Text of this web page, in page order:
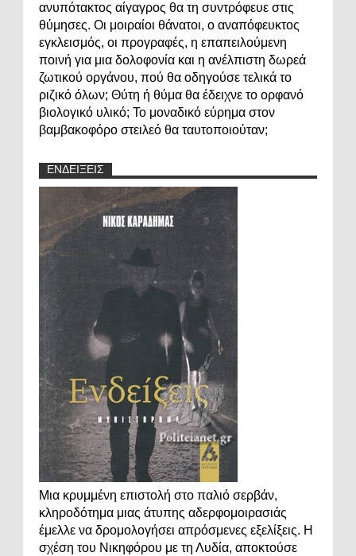
ανυπότακτος αίγαγρος θα τη συντρόφευε στις
θύμησες. Οι μοιραίοι θάνατοι, ο αναπόφευκτος
εγκλεισμός, οι προγραφές, η επαπειλούμενη
ποινή για μια δολοφονία και η ανέλπιστη δωρεά
ζωτικού οργάνου, πού θα οδηγούσε τελικά το
ριζικό όλων; Θύτη ή θύμα θα έδειχνε το ορφανό
βιολογικό υλικό; Το μοναδικό εύρημα στον
βαμβακοφόρο στειλεό θα ταυτοποιούταν;
ΕΝΔΕΙΞΕΙΣ
Μια κρυμμένη επιστολή στο παλιό σερβάν,
κληροδότημα μιας άτυπης αδερφομοιρασιάς
έμελλε να δρομολογήσει απρόσμενες εξελίξεις. Η
σχέση του Νικηφόρου με τη Λυδία, αποκτούσε